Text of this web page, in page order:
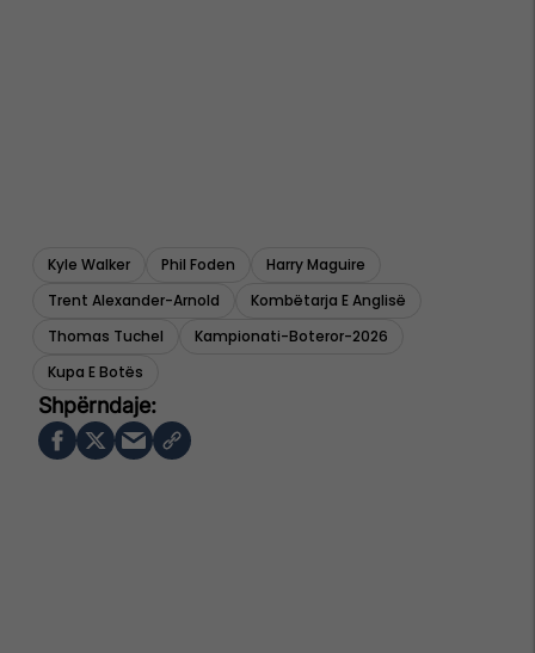
Kyle Walker Phil Foden
Harry Maguire
Trent Alexander-Arnold
Kombëtarja E Anglisë
Thomas Tuchel
Kampionati-Boteror-2026
Kupa E Botës